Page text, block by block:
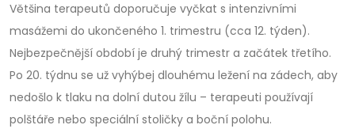
Většina terapeutů doporučuje vyčkat s intenzivními
masážemi do ukončeného 1. trimestru (cca 12. týden).
Nejbezpečnější období je druhý trimestr a začátek třetího.
Po 20. týdnu se už vyhýbej dlouhému ležení na zádech, aby
nedošlo k tlaku na dolní dutou žílu – terapeuti používají
polštáře nebo speciální stoličky a boční polohu.